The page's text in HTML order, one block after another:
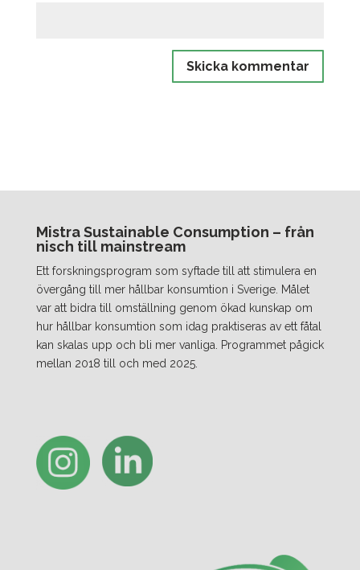
Mistra Sustainable Consumption – från
nisch till mainstream
Ett forskningsprogram som syftade till att stimulera en
övergång till mer hållbar konsumtion i Sverige. Målet
var att bidra till omställning genom ökad kunskap om
hur hållbar konsumtion som idag praktiseras av ett fåtal
kan skalas upp och bli mer vanliga. Programmet pågick
mellan 2018 till och med 2025.